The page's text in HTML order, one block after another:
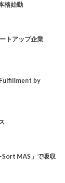
格始動
トアップ企業
Fulfillment by
Sort MAS」で吸収